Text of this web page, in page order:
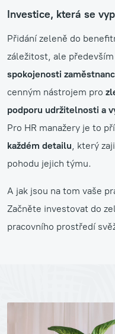
Investice, která se
Přidání zeleně do
záležitost, ale především
spokojenosti
cenným nástrojem pro
podporu udržitelnosti a
Pro HR manažery je to
každém detailu , který
pohodu jejich týmu.
A jak jsou na tom vaše
Začněte investovat do
pracovního prostředí